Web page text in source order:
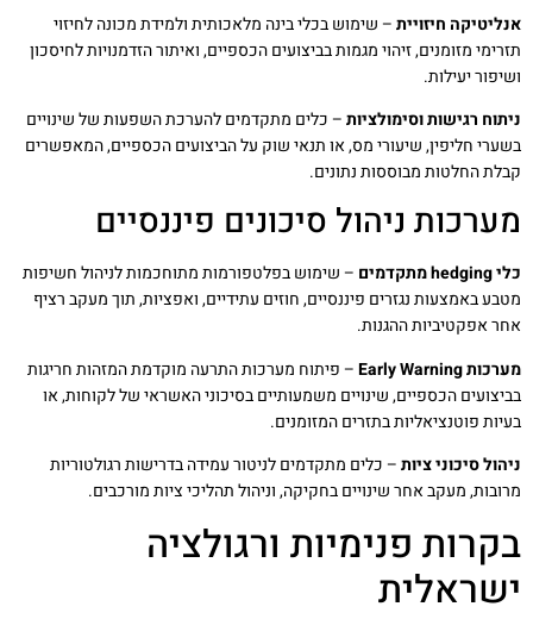
אנליטיקה חיזויית– שימוש בכלי בינה מלאכותית ולמידת מכונה לחיזוי
תזרימי מזומנים, זיהוי מגמות בביצועים הכספיים, ואיתור הזדמנויות לחיסכון
ושיפור יעילות.
ניתוח רגישות וסימולציות– כלים מתקדמים להערכת השפעות של שינויים
בשערי חליפין, שיעורי מס, או תנאי שוק על הביצועים הכספיים, המאפשרים
קבלת החלטות מבוססות נתונים.
מערכות ניהול סיכונים פיננסיים
כלי hedging מתקדמים
– שימוש בפלטפורמות מתוחכמות לניהול חשיפות
מטבע באמצעות נגזרים פיננסיים, חוזים עתידיים, ואפציות, תוך מעקב רציף
אחר אפקטיביות ההגנות.
מערכות Early Warning
– פיתוח מערכות התרעה מוקדמת המזהות חריגות
בביצועים הכספיים, שינויים משמעותיים בסיכוני האשראי של לקוחות, או
בעיות פוטנציאליות בתזרים המזומנים.
ניהול סיכוני ציות– כלים מתקדמים לניטור עמידה בדרישות רגולטוריות
מרובות, מעקב אחר שינויים בחקיקה, וניהול תהליכי ציות מורכבים.
בקרות פנימיות ורגולציה
ישראלית